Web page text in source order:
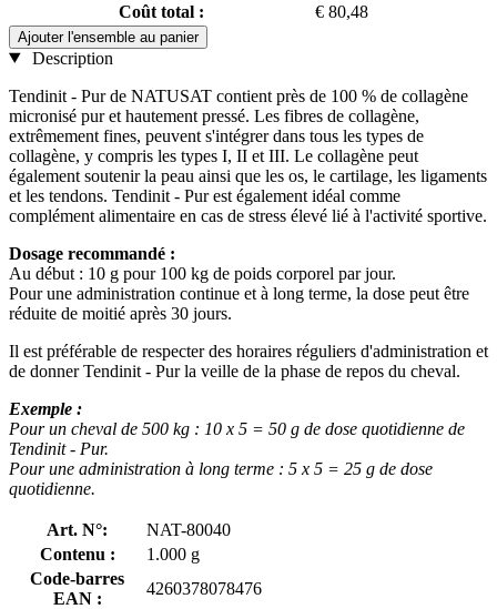
Coût total :
€ 80,48
Ajouter l'ensemble au panier
Description
Tendinit - Pur de NATUSAT contient près de 100 % de collagène
micronisé pur et hautement pressé. Les fibres de collagène,
extrêmement fines, peuvent s'intégrer dans tous les types de
collagène, y compris les types I, II et III. Le collagène peut
également soutenir la peau ainsi que les os, le cartilage, les ligaments
et les tendons. Tendinit - Pur est également idéal comme
complément alimentaire en cas de stress élevé lié à l'activité sportive.
Dosage recommandé :
Au début : 10 g pour 100 kg de poids corporel par jour.
Pour une administration continue et à long terme, la dose peut être
réduite de moitié après 30 jours.
Il est préférable de respecter des horaires réguliers d'administration et
de donner Tendinit - Pur la veille de la phase de repos du cheval.
Exemple :
Pour un cheval de 500 kg : 10 x 5 = 50 g de dose quotidienne de
Tendinit - Pur.
Pour une administration à long terme : 5 x 5 = 25 g de dose
quotidienne.
Art. N°:
NAT-80040
Contenu :
1.000 g
Code-barres
EAN :
4260378078476